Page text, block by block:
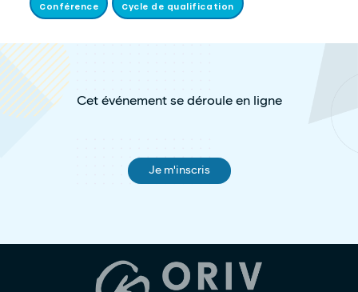
Conférence Cycle de qualification
Cet événement se déroule en ligne
Je m'inscris